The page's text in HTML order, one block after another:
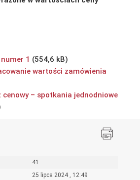
1
wartości zamówienia
cenowy – spotkania jednodniowe
41
25 lipca 2024 , 12:49